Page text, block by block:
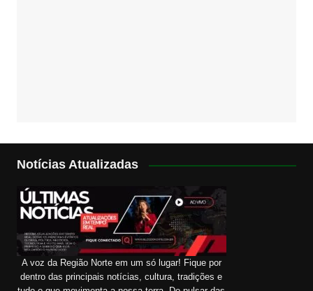
Notícias Atualizadas
A voz da Região Norte em um só lugar! Fique por
dentro das principais notícias, cultura, tradições e